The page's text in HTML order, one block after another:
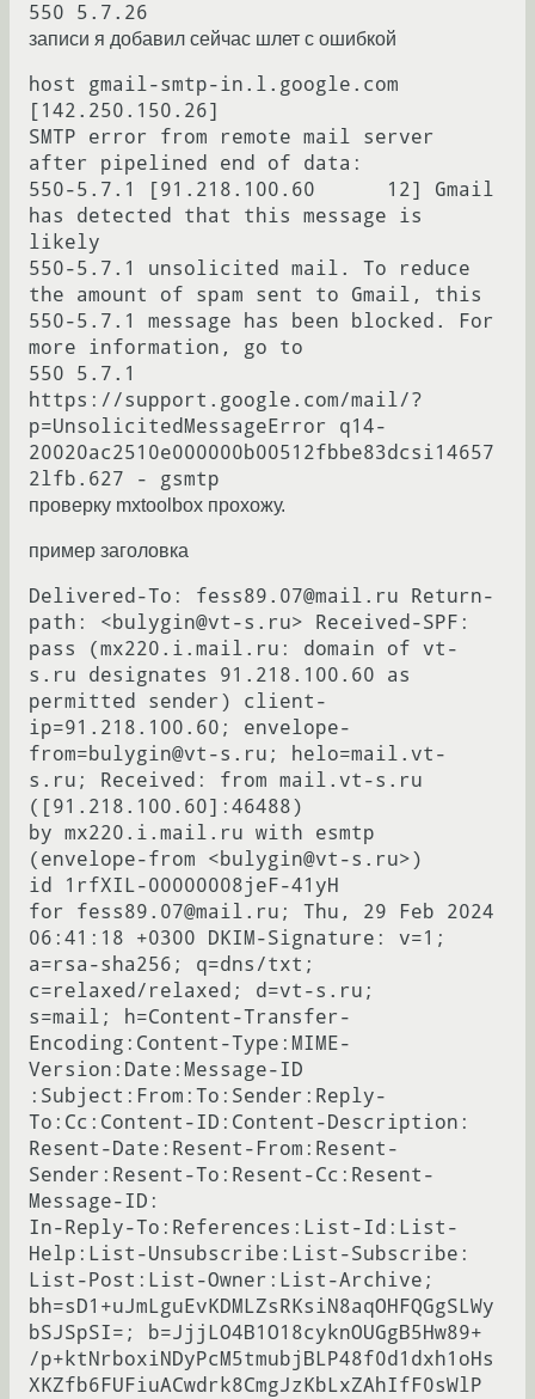
записи я добавил сейчас шлет с ошибкой
host gmail-smtp-in.l.google.com
[142.250.150.26]
SMTP error from remote mail server
after pipelined end of data:
550-5.7.1 [91.218.100.60      12] Gmail
has detected that this message is
likely
550-5.7.1 unsolicited mail. To reduce
the amount of spam sent to Gmail, this
550-5.7.1 message has been blocked. For
more information, go to
550 5.7.1
https://support.google.com/mail/?
p=UnsolicitedMessageError q14-
20020ac2510e000000b00512fbbe83dcsi14657
проверку mxtoolbox прохожу.
пример заголовка
Delivered-To: fess89.07@mail.ru Return-
path: <bulygin@vt-s.ru> Received-SPF:
pass (mx220.i.mail.ru: domain of vt-
s.ru designates 91.218.100.60 as
permitted sender) client-
ip=91.218.100.60; envelope-
from=bulygin@vt-s.ru; helo=mail.vt-
s.ru; Received: from mail.vt-s.ru
([91.218.100.60]:46488)
by mx220.i.mail.ru with esmtp
(envelope-from <bulygin@vt-s.ru>)
id 1rfXIL-00000008jeF-41yH
for fess89.07@mail.ru; Thu, 29 Feb 2024
06:41:18 +0300 DKIM-Signature: v=1;
a=rsa-sha256; q=dns/txt;
c=relaxed/relaxed; d=vt-s.ru;
s=mail; h=Content-Transfer-
Encoding:Content-Type:MIME-
Version:Date:Message-ID
:Subject:From:To:Sender:Reply-
To:Cc:Content-ID:Content-Description:
Resent-Date:Resent-From:Resent-
Sender:Resent-To:Resent-Cc:Resent-
Message-ID:
In-Reply-To:References:List-Id:List-
Help:List-Unsubscribe:List-Subscribe:
List-Post:List-Owner:List-Archive;
bh=sD1+uJmLguEvKDMLZsRKsiN8aqOHFQGgSLWy
bSJSpSI=; b=JjjLO4B1O18cyknOUGgB5Hw89+
/p+ktNrboxiNDyPcM5tmubjBLP48f0d1dxh1oHs
XKZfb6FUFiuACwdrk8CmgJzKbLxZAhIfF0sWlP